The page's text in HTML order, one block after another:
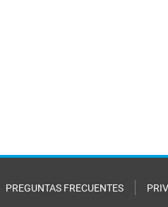
PREGUNTAS FRECUENTES